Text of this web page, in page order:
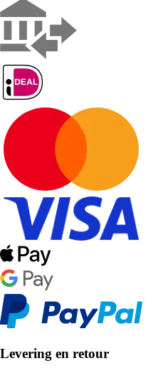
Levering en retour